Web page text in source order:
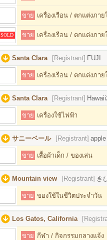
ขาย เครื่องเรือน / ตกแต่งภาย
SOLD ขาย เครื่องเรือน / ตกแต่งภาย
Santa Clara [Registrant] FUJI
ขาย เครื่องเรือน / ตกแต่งภาย
Santa Clara [Registrant]
ขาย เครื่องใช้ไฟฟ้า
サニーベール [Registrant] apple
ขาย เสื้อผ้าเด็ก / ของเล่น
Mountain view [Registrant] き
ขาย ของใช้ในชีวิตประจำวัน
Los Gatos, California
ขาย กีฬา / กิจกรรมกลางแจ้ง